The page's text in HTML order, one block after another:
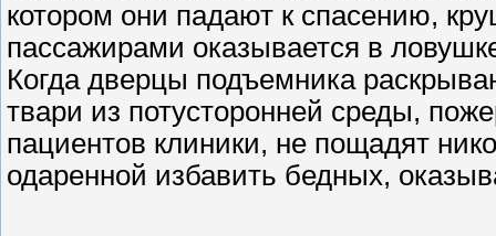
котором они падают к спасению,
пассажирами оказывается в
Когда дверцы подъемника
твари из потусторонней среды,
пациентов клиники, не пощадят
одаренной избавить бедных,